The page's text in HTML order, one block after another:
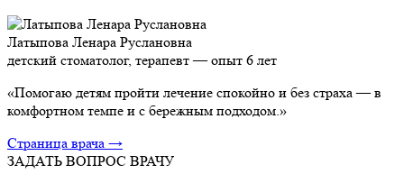
Латыпова Ленара Руслановна
детский стоматолог, терапевт — опыт 6 лет
«Помогаю детям пройти лечение спокойно и без страха — в
комфортном темпе и с бережным подходом.»
Страница врача →
ЗАДАТЬ ВОПРОС ВРАЧУ